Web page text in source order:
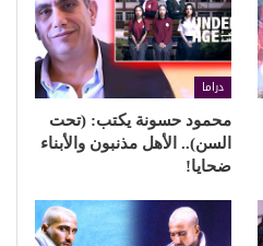
دراما
محمود حسونة يكتب: (تحت
السن).. الأهل مذنبون والأبناء
ضحايا!